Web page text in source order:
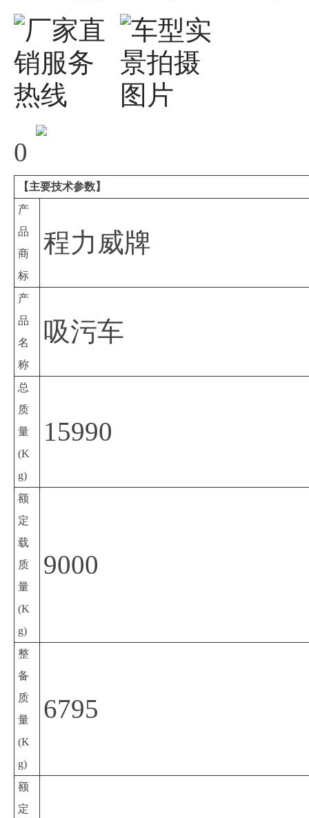
0
【主要技术参数】
产
品
商
标
程力威牌
产
品
名
称
吸污车
总
质
量
(K
g)
15990
额
定
载
质
量
(K
g)
9000
整
备
质
量
(K
g)
6795
额
定